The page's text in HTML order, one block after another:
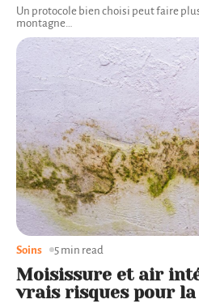
Un protocole bien choisi peut faire
montagne
Moisissure et air
vrais risques pour la
Soins 5 min read